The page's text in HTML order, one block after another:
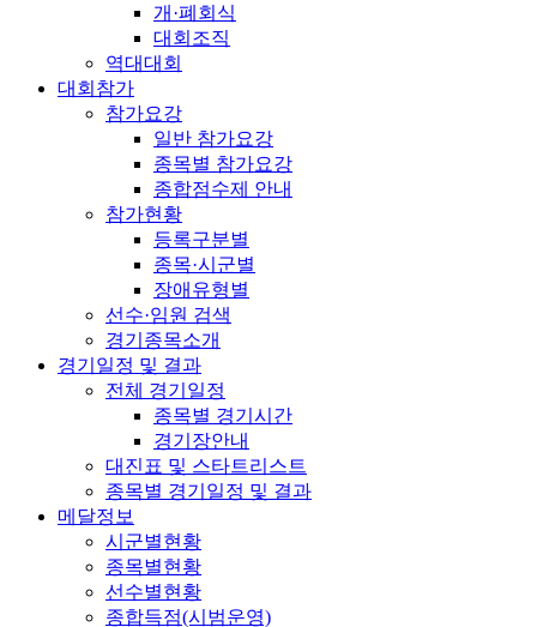
개·폐회식
대회조직
역대대회
대회참가
참가요강
일반 참가요강
종목별 참가요강
종합점수제 안내
참가현황
등록구분별
종목·시군별
장애유형별
선수·임원 검색
경기종목소개
경기일정 및 결과
전체 경기일정
종목별 경기시간
경기장안내
대진표 및 스타트리스트
종목별 경기일정 및 결과
메달정보
시군별현황
종목별현황
선수별현황
종합득점(시범운영)